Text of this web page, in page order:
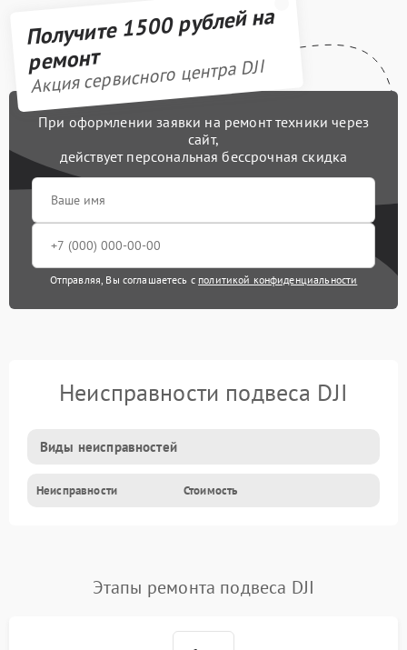
Получите 1500 рублей на
ремонт
Акция сервисного центра DJI
При оформлении заявки на ремонт техники через
сайт,
действует персональная бессрочная скидка
Отправляя, Вы соглашаетесь с политикой конфиденциальности
Неисправности подвеса DJI
Виды неисправностей
Неисправности Стоимость
Этапы ремонта подвеса DJI